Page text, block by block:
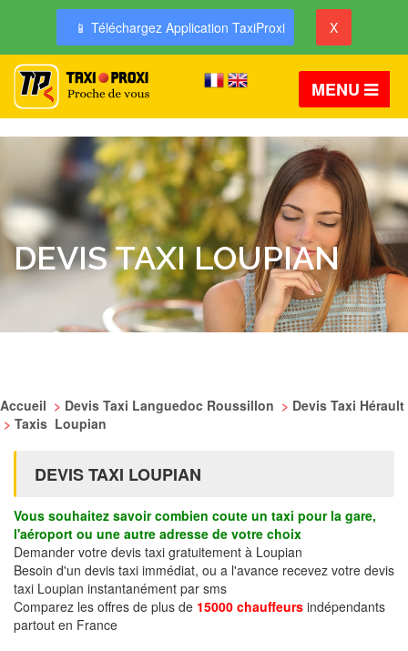
📱 Téléchargez Application TaxiProxi X
MENU
DEVIS TAXI LOUPIAN
Accueil > Devis Taxi Languedoc Roussillon > Devis Taxi Hérault
> Taxis Loupian
DEVIS TAXI LOUPIAN
Vous souhaitez savoir combien coute un taxi pour la gare,
l'aéroport ou une autre adresse de votre choix
Demander votre devis taxi gratuitement à Loupian
Besoin d'un devis taxi immédiat, ou a l'avance recevez votre devis
taxi Loupian instantanément par sms
Comparez les offres de plus de 15000 chauffeurs indépendants
partout en France